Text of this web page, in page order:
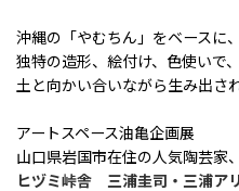
沖縄の「やむちん」をベースに、
独特の造形、絵付け、色使いで、
土と向かい合いながら生み出さ
アートスペース油亀企画展
山口県岩国市在住の人気陶芸家、
ヒヅミ峠舎 三浦圭司・三浦ア